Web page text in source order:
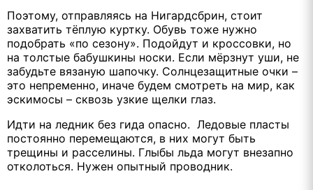
Поэтому, отправляясь на Нигардсбрин, стоит
захватить тёплую куртку. Обувь тоже нужно
подобрать «по сезону». Подойдут и кроссовки, но
на толстые бабушкины носки. Если мёрзнут уши, не
забудьте вязаную шапочку. Солнцезащитные очки –
это непременно, иначе будем смотреть на мир, как
эскимосы – сквозь узкие щелки глаз.
Идти на ледник без гида опасно. Ледовые пласты
постоянно перемещаются, в них могут быть
трещины и расселины. Глыбы льда могут внезапно
отколоться. Нужен опытный проводник.